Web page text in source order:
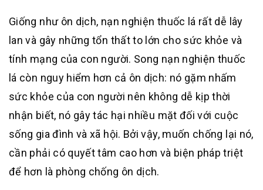
Giống như ôn dịch, nạn nghiện thuốc lá rất dễ lây
lan và gây những tổn thất to lớn cho sức khỏe và
tính mạng của con người. Song nạn nghiện thuốc
lá còn nguy hiểm hơn cả ôn dịch: nó gặm nhấm
sức khỏe của con người nên không dễ kịp thời
nhận biết, nó gây tác hại nhiều mặt đối với cuộc
sống gia đình và xã hội. Bởi vậy, muốn chống lại nó,
cần phải có quyết tâm cao hơn và biện pháp triệt
để hơn là phòng chống ôn dịch.